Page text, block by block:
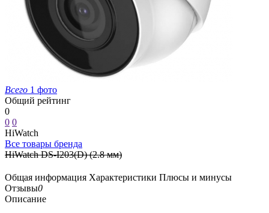
Всего 1 фото
Общий рейтинг
0
0 0
HiWatch
Все товары бренда
HiWatch DS-I203(D) (2.8 мм)
Общая информация Характеристики Плюсы и минусы
Отзывы0
Описание